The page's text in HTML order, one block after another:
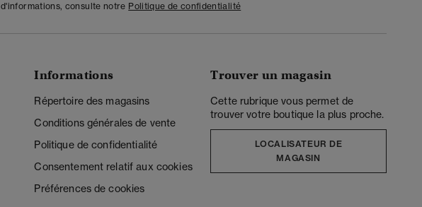
d'informations, consulte notre Politique de confidentialité
Informations
Répertoire des magasins
Conditions générales de vente
Politique de confidentialité
Consentement relatif aux cookies
Préférences de cookies
Trouver un magasin
Cette rubrique vous permet de
trouver votre boutique la plus proche.
LOCALISATEUR DE
MAGASIN